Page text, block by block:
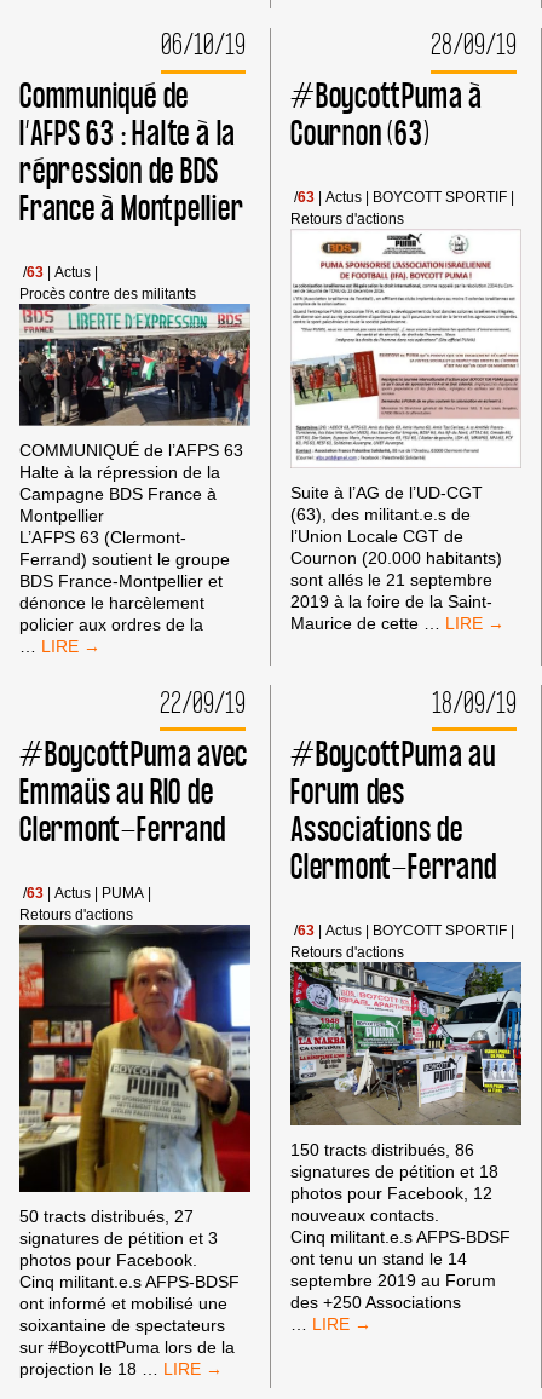
MONTRE
CROCS
À
CLERMONT-
FERRAND
À
L’EFFACEMENT
DE
PAR
LES
AGENCES
DE
VOYAGE
06/10/19
Communiqué de
l’AFPS 63 : Halte à la
répression de BDS
France à Montpellier
/63 Actus
Procès contre des militants
COMMUNIQUÉ de l’AFPS 63
Halte à la répression de la
Campagne BDS France à
Montpellier
L’AFPS 63 (Clermont-
Ferrand) soutient le groupe
BDS France-Montpellier et
dénonce le harcèlement
policier aux ordres de la
COMMUNIQUÉ
HALTE
RÉPRESSION
DE
FRANCE
À
MONTPELLIER
28/09/19
#BoycottPuma à
Cournon (63)
/63 Actus BOYCOTT SPORTIF
Retours d'actions
Suite à l’AG de l’UD-CGT
(63), des militant.e.s de
l’Union Locale CGT de
Cournon (20.000 habitants)
sont allés le 21 septembre
2019 à la foire de la Saint-
Maurice de cette
(63)
22/09/19
#BoycottPuma avec
Emmaüs au RIO de
Clermont-Ferrand
/63 Actus PUMA
Retours d'actions
50 tracts distribués, 27
signatures de pétition et 3
photos pour Facebook.
Cinq militant.e.s AFPS-BDSF
ont informé et mobilisé une
soixantaine de spectateurs
sur #BoycottPuma lors de la
projection le 18
#BOYCOTTPUMA
18/09/19
#BoycottPuma au
Forum des
Associations de
Clermont-Ferrand
/63 Actus BOYCOTT SPORTIF
Retours d'actions
150 tracts distribués, 86
signatures de pétition et 18
photos pour Facebook, 12
nouveaux contacts.
Cinq militant.e.s AFPS-BDSF
ont tenu un stand le 14
septembre 2019 au Forum
des +250 Associations
#BOYCOTTPUMA